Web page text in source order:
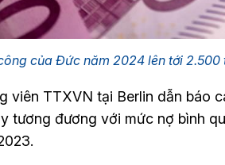
của Đức năm 2024 lên tới 2.500
viên TTXVN tại Berlin dẫn báo
tương đương với mức nợ bình